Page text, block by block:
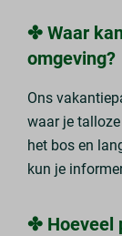
✤ Waar
omgeving?
Ons
waar je
het bos en
kun je
✤ Hoeveel